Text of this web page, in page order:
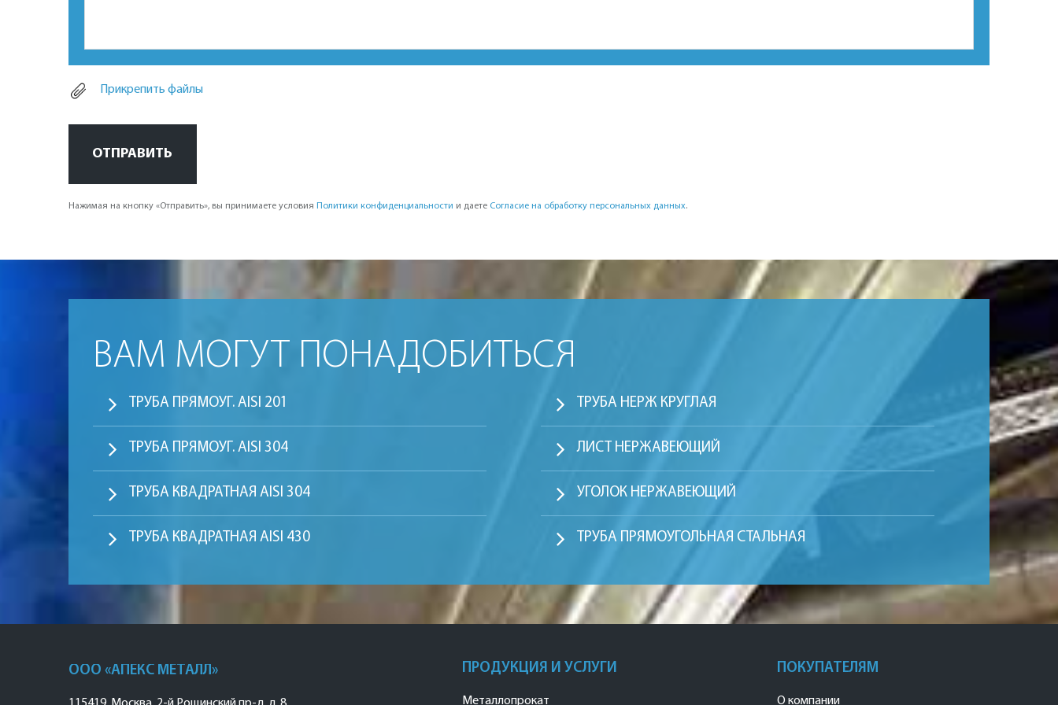
Прикрепить файлы
ОТПРАВИТЬ
Нажимая на кнопку «Отправить», вы принимаете условия Политики конфиденциальности и даете Согласие на обработку персональных данных.
ВАМ МОГУТ ПОНАДОБИТЬСЯ
ТРУБА ПРЯМОУГ. AISI 201
ТРУБА ПРЯМОУГ. AISI 304
ТРУБА КВАДРАТНАЯ AISI 304
ТРУБА КВАДРАТНАЯ AISI 430
ТРУБА НЕРЖ КРУГЛАЯ
ЛИСТ НЕРЖАВЕЮЩИЙ
УГОЛОК НЕРЖАВЕЮЩИЙ
ТРУБА ПРЯМОУГОЛЬНАЯ СТАЛЬНАЯ
ООО «АПЕКС МЕТАЛЛ» ПРОДУКЦИЯ И УСЛУГИ
Металлопрокат
ПОКУПАТЕЛЯМ
О компании